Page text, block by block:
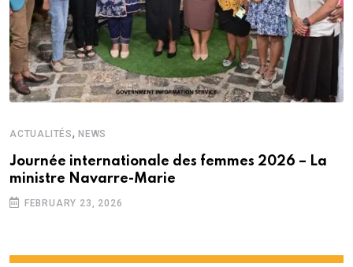
ACTUALITÉS, NEWS
Journée internationale des femmes 2026 – La
ministre Navarre-Marie
FEBRUARY 23, 2026